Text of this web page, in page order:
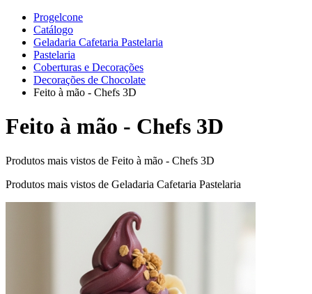
Progelcone
Catálogo
Geladaria Cafetaria Pastelaria
Pastelaria
Coberturas e Decorações
Decorações de Chocolate
Feito à mão - Chefs 3D
Feito à mão - Chefs 3D
Produtos mais vistos de Feito à mão - Chefs 3D
Produtos mais vistos de Geladaria Cafetaria Pastelaria